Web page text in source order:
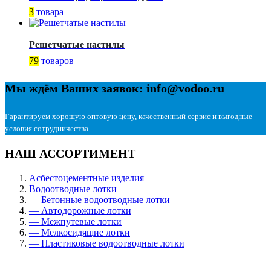
3 товара
Решетчатые настилы
79 товаров
Мы ждём Ваших заявок: info@vodoo.ru
Гарантируем хорошую оптовую цену, качественный сервис и выгодные
условия сотрудничества
НАШ АССОРТИМЕНТ
Асбестоцементные изделия
Водоотводные лотки
— Бетонные водоотводные лотки
— Автодорожные лотки
— Межпутевые лотки
— Мелкосидящие лотки
— Пластиковые водоотводные лотки